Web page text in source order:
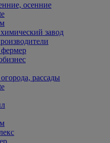
осенние
завод
рассады